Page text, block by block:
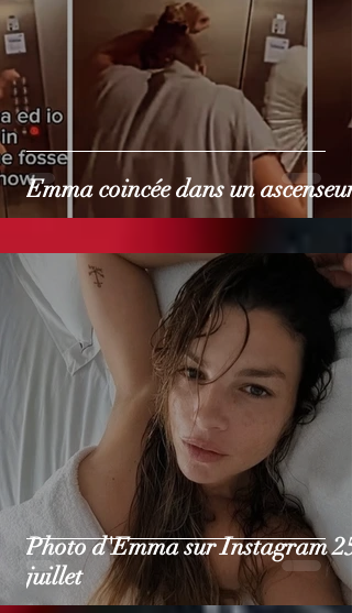
Emma coincée dans un ascenseur
Photo d'Emma sur Instagram 25
juillet